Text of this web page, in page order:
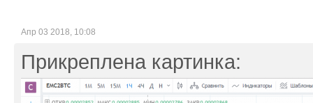
Апр 03 2018, 10:08
Прикреплена картинка: